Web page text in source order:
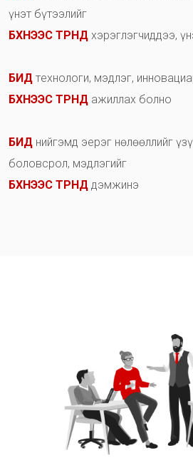
үнэт бүтээлийг
БХНЭЭС ТРНД хэрэглэгчиддээ, үн
БИД технологи, мэдлэг, инновациа
БХНЭЭС ТРНД ажиллах болно
БИД нийгэмд эерэг нөлөөллийг үзү
боловсрол, мэдлэгийг
БХНЭЭС ТРНД дэмжинэ